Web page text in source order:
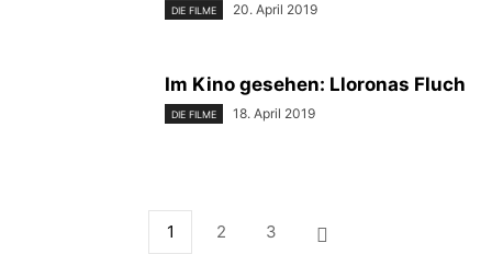
DIE FILME 20. April 2019
Im Kino gesehen: Lloronas Fluch
DIE FILME 18. April 2019
1 2 3